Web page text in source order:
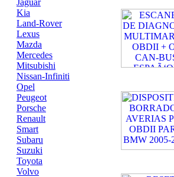
Jaguar
Kia
Land-Rover
Lexus
Mazda
Mercedes
Mitsubishi
Nissan-Infiniti
Opel
Peugeot
Porsche
Renault
Smart
Subaru
Suzuki
Toyota
Volvo